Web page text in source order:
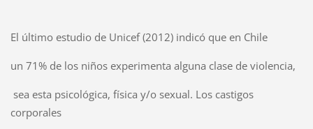
El último estudio de Unicef (2012) indicó que en Chile
un 71% de los niños experimenta alguna clase de violencia,
sea esta psicológica, física y/o sexual. Los castigos
corporales